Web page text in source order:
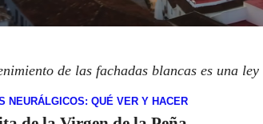
de las fachadas blancas es una
NEURÁLGICOS: QUÉ VER Y HACER